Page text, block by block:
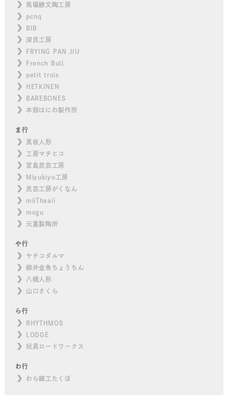
馬場勝文陶工房
pcnq
BIB
深貝工房
FRYING PAN JIU
French Bull
petit trois
HETKINEN
BAREBONES
本部はにわ製作所
ま行
真坂人形
工房マチヒコ
宮島民芸工房
Miyukiyo工房
民芸工房がくなん
miiThaaii
mogu
元重製陶所
や行
ヤチコダルマ
柳井金魚ちょうちん
八橋人形
山口さくら
ら行
RHYTHMOS
LODGE
玩具ロードワークス
わ行
わら細工たくぼ